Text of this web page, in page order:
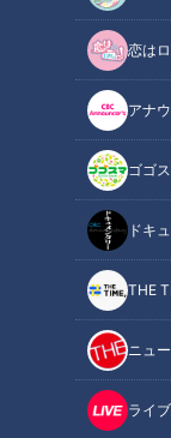
恋は
アナ
ゴゴ
ドキ
THE
ニュ
ライ
「愛知県の桃太郎
「池に潜む 数多
なぜ伝説が生ま
の正体が判明！？
この記事を見